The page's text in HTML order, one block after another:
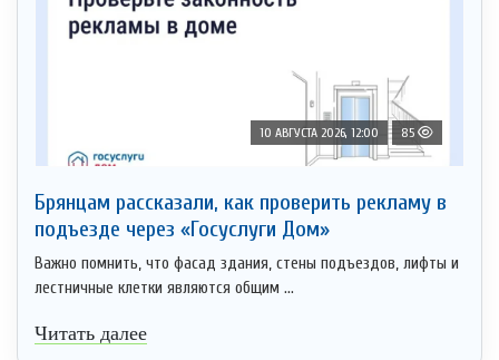
10 АВГУСТА 2026, 12:00 85
Брянцам рассказали, как проверить рекламу в
подъезде через «Госуслуги Дом»
Важно помнить, что фасад здания, стены подъездов, лифты и
лестничные клетки являются общим ...
Читать далее